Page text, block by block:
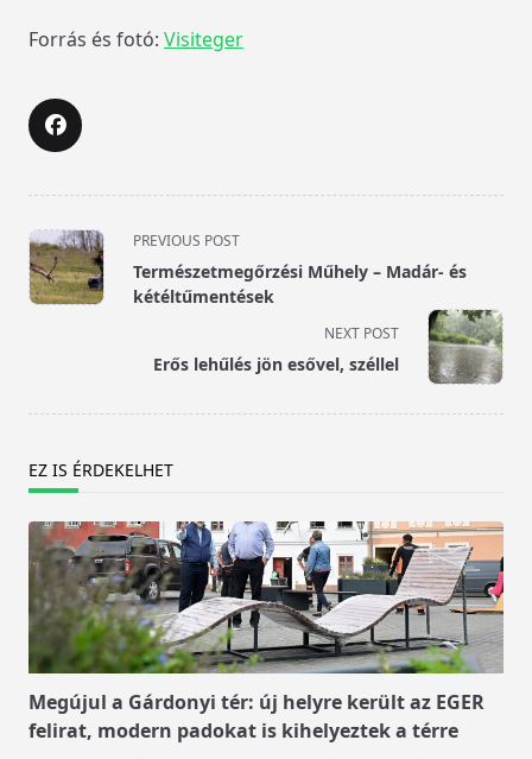
Forrás és fotó: Visiteger
<span
class="nav-
subtitle
PREVIOUS POST
Természetmegőrzési Műhely – Madár- és
kétéltűmentések
NEXT POST
Erős lehűlés jön esővel, széllel
EZ IS ÉRDEKELHET
Megújul a Gárdonyi tér: új helyre került az EGER
felirat, modern padokat is kihelyeztek a térre